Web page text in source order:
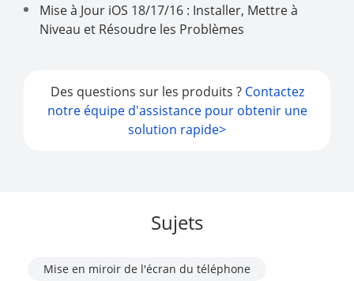
Mise à Jour iOS 18/17/16 : Installer, Mettre à
Niveau et Résoudre les Problèmes
Des questions sur les produits ? Contactez
notre équipe d'assistance pour obtenir une
solution rapide>
Sujets
Mise en miroir de l'écran du téléphone